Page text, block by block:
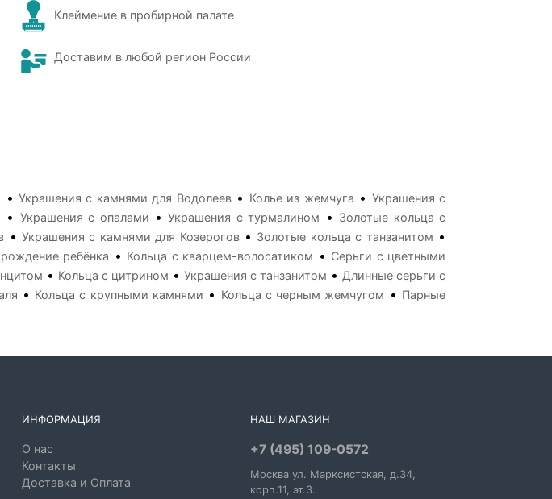
Клеймение в пробирной палате
Доставим в любой регион России
• Украшения с камнями для Водолеев• Колье из жемчуга • Украшения с
• Украшения с опалами •Украшения с турмалином • Золотые кольца с
• Украшения с камнями для Козерогов• Золотые кольца с танзанитом •
ребёнка • Кольца с кварцем-волосатиком • Серьги с цветными
• Кольца с цитрином • Украшения с танзанитом • Длинные серьги с
• Кольца с крупными камнями • Кольца с черным жемчугом • Парные
ИНФОРМАЦИЯ
О нас
Контакты
Доставка и Оплата
НАШ МАГАЗИН
+7 (495) 109-0572
Москва ул. Марксистская, д.34,
корп.11, эт.3.